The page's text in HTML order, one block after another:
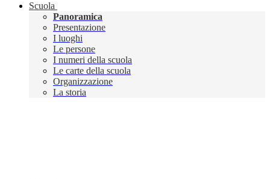
Scuola
Panoramica
Presentazione
I luoghi
Le persone
I numeri della scuola
Le carte della scuola
Organizzazione
La storia